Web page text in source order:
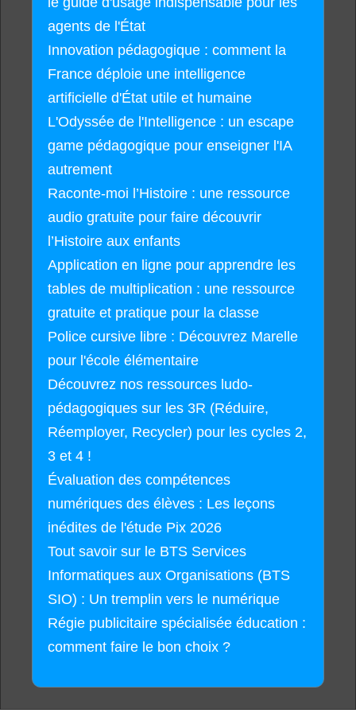
agents de l'État
Innovation pédagogique : comment la
France déploie une intelligence
artificielle d'État utile et humaine
L'Odyssée de l'Intelligence : un escape
game pédagogique pour enseigner l'IA
autrement
Raconte-moi l’Histoire : une ressource
audio gratuite pour faire découvrir
l’Histoire aux enfants
Application en ligne pour apprendre les
tables de multiplication : une ressource
gratuite et pratique pour la classe
Police cursive libre : Découvrez Marelle
pour l'école élémentaire
Découvrez nos ressources ludo-
pédagogiques sur les 3R (Réduire,
Réemployer, Recycler) pour les cycles 2,
3 et 4 !
Évaluation des compétences
numériques des élèves : Les leçons
inédites de l'étude Pix 2026
Tout savoir sur le BTS Services
Informatiques aux Organisations (BTS
SIO) : Un tremplin vers le numérique
Régie publicitaire spécialisée éducation :
comment faire le bon choix ?